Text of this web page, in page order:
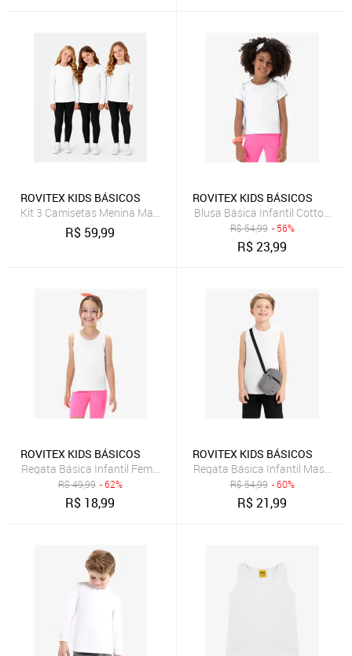
ROVITEX KIDS BÁSICOS
Kit 3 Camisetas Menina Manga Longa Térmicas Rovi Kids Branco
R$ 59,99
ROVITEX KIDS BÁSICOS
Blusa Básica Infantil Cotton
R$54,99 - 56%
R$23,99
ROVITEX KIDS BÁSICOS
Regata Básica Infantil Feminina Rovi Kids Branco
R$49,99 - 62%
R$ 18,99
ROVITEX KIDS BÁSICOS
Regata Básica Infantil
R$54,99 - 60%
R$21,99